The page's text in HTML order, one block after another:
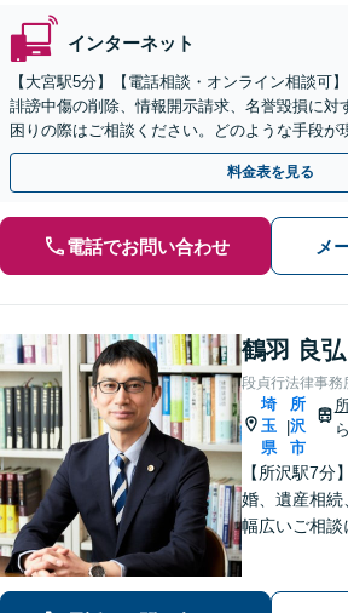
インターネット
【大宮駅5分】【電話相談・オンライン相談可
誹謗中傷の削除、情報開示請求、名誉毀損に対
困りの際はご相談ください。どのような手段が
明し、依頼者さまにとって納得のいく解決を目
料金表を見る
電話でお問い合わせ メ
鶴羽 良弘
段貞行法律事務
埼
玉
県
|
所
沢
市
【所沢駅7分
婚、遺産相続
幅広いご相談
ください！